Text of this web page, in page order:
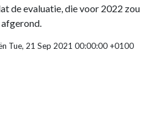
de evaluatie, die voor 2022 zou
Tue, 21 Sep 2021 00:00:00 +0100